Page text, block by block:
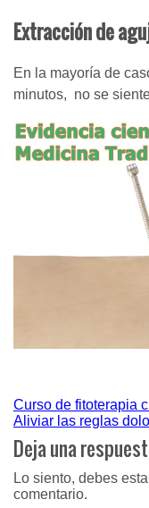
Extracción de
En la mayoría de
minutos, no se
Navegación
de
entradas
Curso de fitoterapia
Aliviar las reglas
Deja una
Lo siento, debes
comentario.